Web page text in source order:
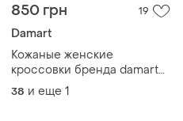
850 грн 19
Damart
Кожаные женские
кроссовки бренда damart
пастельного пудрового
слабо выраженного
38 и еще 1